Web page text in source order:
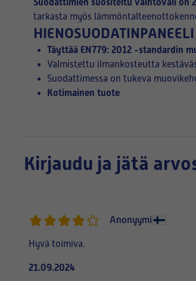
tarkasta myös
HIENOSUODATINPANEELI
Täyttää EN779: 2012 -standardin
Valmistettu ilmankosteutta
Suodattimessa on tukeva
Kotimainen tuote
Kirjaudu ja jätä
Anonyymi
Hyvä toimiva.
21.09.2024